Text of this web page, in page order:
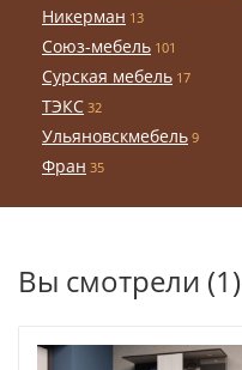
Никерман 13
Союз-мебель 101
Сурская мебель 17
ТЭКС 32
Ульяновскмебель 9
Фран 35
Вы смотрели (1)